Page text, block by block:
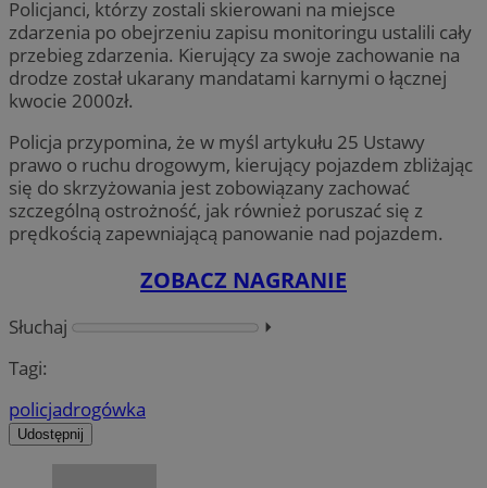
Policjanci, którzy zostali skierowani na miejsce
zdarzenia po obejrzeniu zapisu monitoringu ustalili cały
przebieg zdarzenia. Kierujący za swoje zachowanie na
drodze został ukarany mandatami karnymi o łącznej
kwocie 2000zł.
Policja przypomina, że w myśl artykułu 25 Ustawy
prawo o ruchu drogowym, kierujący pojazdem zbliżając
się do skrzyżowania jest zobowiązany zachować
szczególną ostrożność, jak również poruszać się z
prędkością zapewniającą panowanie nad pojazdem.
ZOBACZ NAGRANIE
Słuchaj
⏵︎
Tagi:
policjadrogówka
Udostępnij